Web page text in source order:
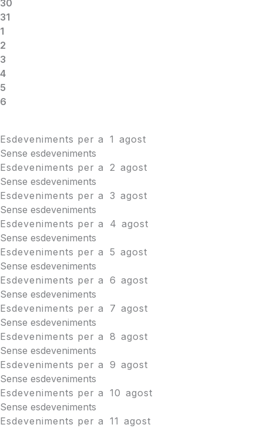
30
31
1
2
3
4
5
6
Esdeveniments per a 1 agost
Sense esdeveniments
Esdeveniments per a
2 agost
Sense esdeveniments
Esdeveniments per a 3 agost
Sense esdeveniments
Esdeveniments per a
4 agost
Sense esdeveniments
Esdeveniments per a 5 agost
Sense esdeveniments
Esdeveniments per a 6 agost
Sense esdeveniments
Esdeveniments per a
7 agost
Sense esdeveniments
Esdeveniments per a 8 agost
Sense esdeveniments
Esdeveniments per a 9 agost
Sense esdeveniments
Esdeveniments per a 10 agost
Sense esdeveniments
Esdeveniments per a 11 agost